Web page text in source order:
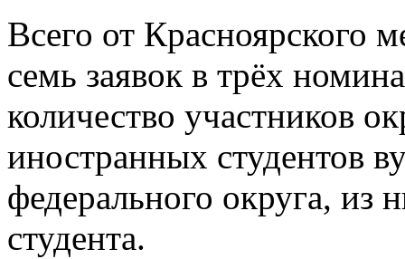
Всего от Красноярского
семь заявок в трёх
количество участников
иностранных студентов
федерального округа, из
студента.